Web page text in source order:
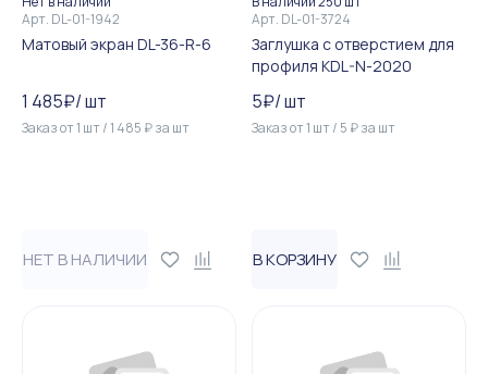
Арт. DL-01-1942
Матовый экран DL-36-R-6
1 485₽/шт
Заказ от1 шт/1 485 ₽за шт
НЕТ В НАЛИЧИИ
Арт. DL-01-3724
Заглушка с отверстием для
профиля KDL-N-2020
5₽/шт
Заказ от1 шт/ 5 ₽за шт
В КОРЗИНУ